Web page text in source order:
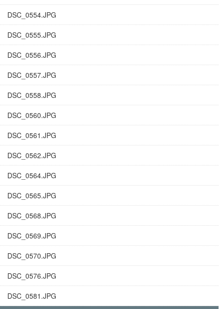
DSC_0554.JPG
DSC_0555.JPG
DSC_0556.JPG
DSC_0557.JPG
DSC_0558.JPG
DSC_0560.JPG
DSC_0561.JPG
DSC_0562.JPG
DSC_0564.JPG
DSC_0565.JPG
DSC_0568.JPG
DSC_0569.JPG
DSC_0570.JPG
DSC_0576.JPG
DSC_0581.JPG